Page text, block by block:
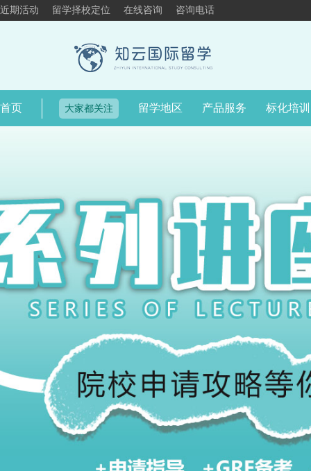
近期活动 留学择校定位 在线咨询 咨询电话
首页 大家都关注 留学地区 产品服务 标化培训